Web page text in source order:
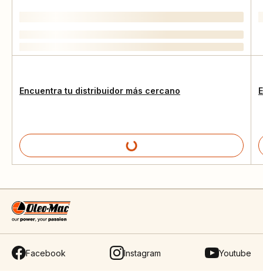
Encuentra tu distribuidor más cercano
Facebook Instagram Youtube